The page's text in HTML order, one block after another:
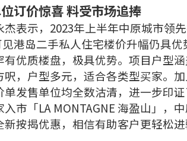
订价惊喜 料受市场追捧
表示，2023年上半年中原城市领先
港岛二手私人住宅楼价升幅仍具
优质楼盘，极具优势。项目户型
，户型多元，适合各类型买家。加
发售单位均全数沽清，进一步印
市「LA MONTAGNE 海盈山」，
按揭优惠，相信有助客户更轻松